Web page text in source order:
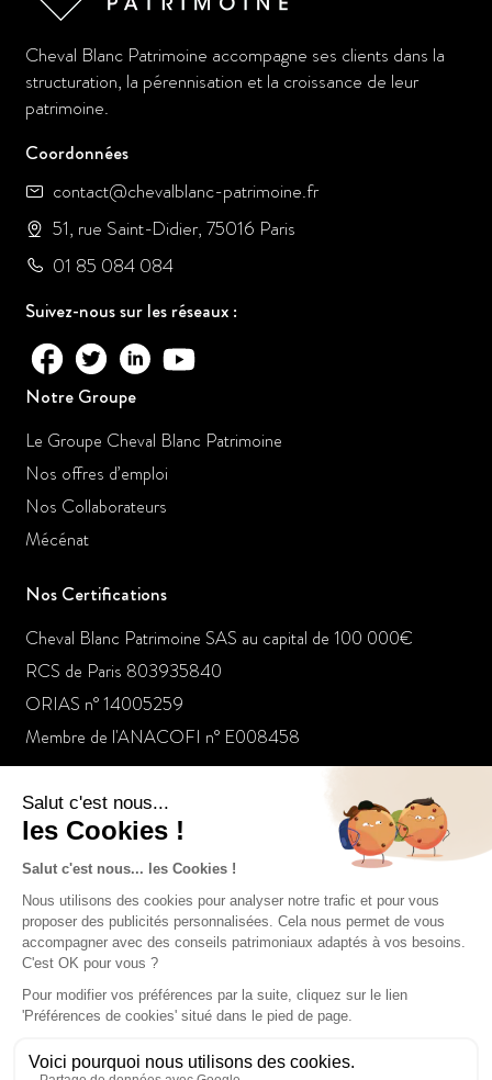
Cheval Blanc Patrimoine accompagne ses clients dans la
structuration, la pérennisation et la croissance de leur
patrimoine.
Coordonnées
contact@chevalblanc-patrimoine.fr
51, rue Saint-Didier, 75016 Paris
01 85 084 084
Suivez-nous sur les réseaux :
Notre Groupe
Le Groupe Cheval Blanc Patrimoine
Nos offres d’emploi
Nos Collaborateurs
Mécénat
Nos Certifications
Cheval Blanc Patrimoine SAS au capital de 100 000€
RCS de Paris 803935840
ORIAS n° 14005259
Membre de l'ANACOFI n° E008458
Nos dernières actualités
Un gestionnaire de patrimoine raconte les folies de la
jeunesse dorée
Le placement à suivre : L’or bat les records
Tout pour votre argent: Le marketing des services financiers
manque sa cible féminine (Franck Fargerelle)
Le placement à suivre : investir dans l’art via les club deal